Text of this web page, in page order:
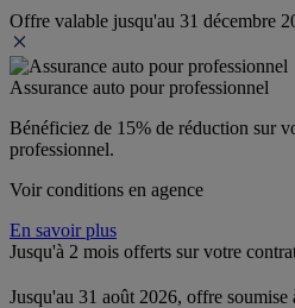
Offre valable jusqu'au 31 décembre
Assurance auto pour professionnel
Bénéficiez de 15% de réduction sur
professionnel.
Voir conditions en agence
En savoir plus
Jusqu'à 2 mois offerts sur votre
Jusqu'au 31 août 2026, offre soumise